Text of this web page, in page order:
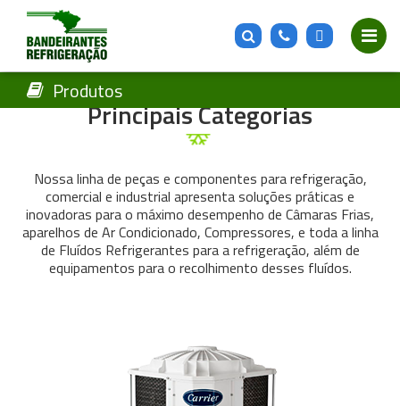
Produtos
Principais Categorias
Nossa linha de peças e componentes para refrigeração,
comercial e industrial apresenta soluções práticas e
inovadoras para o máximo desempenho de Câmaras Frias,
aparelhos de Ar Condicionado, Compressores, e toda a linha
de Fluídos Refrigerantes para a refrigeração, além de
equipamentos para o recolhimento desses fluídos.
Produtos